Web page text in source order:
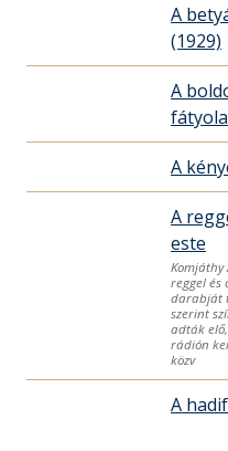
A
(1929)
A
fátyola
A
A
este
Komjáthy
reggel és
darabját
szerint
adták
rádión
közv
A